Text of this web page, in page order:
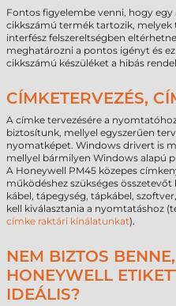
Fontos figyelembe venni, hogy
cikkszámú termék tartozik,
interfész felszereltségben
meghatározni a pontos igényt és
cikkszámú készüléket a hibás
CÍMKETERVEZÉS,
A címke tervezésére a
biztosítunk, mellyel egyszerűen
nyomatképet. Windows drivert is
mellyel bármilyen Windows alapú
A Honeywell PM45 közepes
működéshez szükséges
kábel, tápegység, tápkábel,
kell kiválasztania a nyomtatáshoz
címke raktári kínálatunkat).
NEM BIZTOS
HONEYWELL
IDEÁLIS?